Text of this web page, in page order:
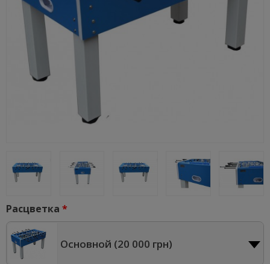
Расцветка
Основной (20 000 грн)